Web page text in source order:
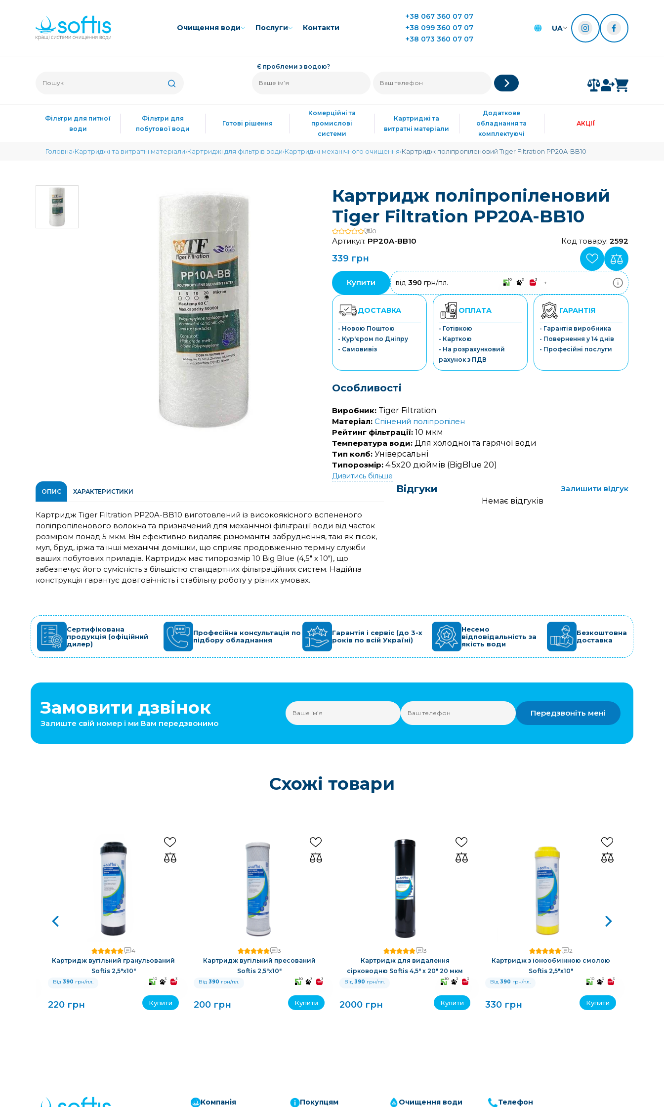
Очищення води Послуги Контакти
+38 067 360 07 07
+38 099 360 07 07
+38 073 360 07 07
UA
Є проблеми з водою?
Фільтри для питної
води
Фільтри для
побутової води
Готові рішення
Комерційні та
промислові
системи
Картриджі та
витратні матеріали
Додаткове
обладнання та
комплектуючі
АКЦІЇ
Головна Картриджі та витратні матеріали Картриджі для фільтрів води Картриджі механічного очищення Картридж поліпропіленовий Tiger Filtration PP20A-BB10
Картридж поліпропіленовий
Tiger Filtration PP20A-BB10
0
Артикул: PP20A-BB10 Код товару: 2592
339 грн
Купити від 390 грн/пл. 10 3 3 +
3-10 платежів, кредит 0.01%
Монобанк
3-7 платежів, кредит 0.01%
ПУМБ
3-10 платежів, кредит 0.01%
3-10 платежів, кредит 0.01%
3-10 платежів, кредит 0.01%
Sens-Банк
ДОСТАВКА
- Новою Поштою
- Кур'єром по Дніпру
- Самовивіз
ОПЛАТА
- Готівкою
- Карткою
- На розрахунковий
рахунок з ПДВ
ГАРАНТІЯ
- Гарантія виробника
- Повернення у 14 днів
- Професійні послуги
Особливості
Виробник: Tiger Filtration
Матеріал: Спінений поліпропілен
Рейтинг фільтрації: 10 мкм
Температура води: Для холодної та гарячої води
Тип колб: Універсальні
Типорозмір: 4.5x20 дюймів (BigBlue 20)
Дивитись більше
ОПИС ХАРАКТЕРИСТИКИ
Картридж Tiger Filtration PP20A-BB10 виготовлений із високоякісного вспененого
поліпропіленового волокна та призначений для механічної фільтрації води від часток
розміром понад 5 мкм. Він ефективно видаляє різноманітні забруднення, такі як пісок,
мул, бруд, іржа та інші механічні домішки, що сприяє продовженню терміну служби
ваших побутових приладів. Картридж має типорозмір 10 Big Blue (4,5" x 10"), що
забезпечує його сумісність з більшістю стандартних фільтраційних систем. Надійна
конструкція гарантує довговічність і стабільну роботу у різних умовах.
Відгуки
Залишити відгук
Немає відгуків
Сертифікована
продукція (офіційний
дилер)
Професійна консультація по
підбору обладнання
Гарантія і сервіс (до 3-х
років по всій Україні)
Несемо
відповідальність за
якість води
Безкоштовна
доставка
Замовити дзвінок
Залиште свій номер і ми Вам передзвонимо
Передзвоніть мені
Схожі товари
4
Картридж вугільний гранульований
Softis 2,5"х10"
Від 390 грн/пл. 10 3 3
220 грн Купити
3
Картридж вугільний пресований
Softis 2,5"x10"
Від 390 грн/пл. 10 3 3
200 грн Купити
3
Картридж для видалення
сірководню Softis 4,5" х 20" 20 мкм
Від 390 грн/пл. 10 3 3
2000 грн Купити
2
Картридж з іонообмінною смолою
Softis 2,5"х10"
Від 390 грн/пл. 10 3 3
330 грн Купити
Компанія Покупцям Очищення води Телефон